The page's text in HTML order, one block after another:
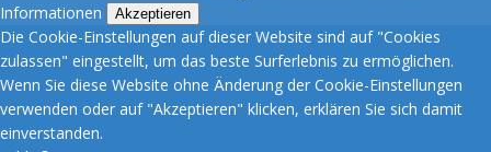
Informationen
Akzeptieren
Die Cookie-Einstellungen auf dieser Website sind auf "Cookies
zulassen" eingestellt, um das beste Surferlebnis zu ermöglichen.
Wenn Sie diese Website ohne Änderung der Cookie-Einstellungen
verwenden oder auf "Akzeptieren" klicken, erklären Sie sich damit
einverstanden.